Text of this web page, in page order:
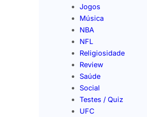
Jogos
Música
NBA
NFL
Religiosidade
Review
Saúde
Social
Testes / Quiz
UFC